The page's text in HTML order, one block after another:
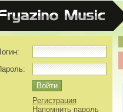
Регистрация
Напомнить пароль